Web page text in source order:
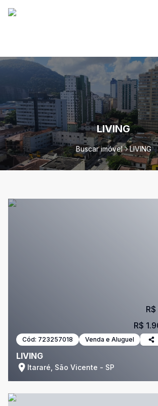
LIVING
Buscar imóvel LIVING
Cód: 723257018 Venda e Aluguel
LIVING
Itararé, São Vicente - SP
R$